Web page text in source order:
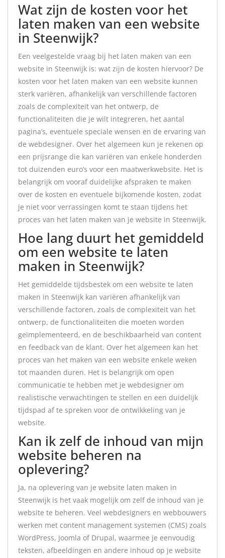
Wat zijn de kosten voor het
laten maken van een website
in Steenwijk?
Een veelgestelde vraag bij het laten maken van een
website in Steenwijk is: wat zijn de kosten hiervoor? De
kosten voor het laten maken van een website kunnen
sterk variëren, afhankelijk van verschillende factoren
zoals de complexiteit van het ontwerp, de
functionaliteiten die je wilt integreren, het aantal
pagina’s, eventuele speciale wensen en de ervaring van
de webdesigner. Over het algemeen kun je rekenen op
een prijsrange die kan variëren van enkele honderden
tot duizenden euro’s voor een maatwerkwebsite. Het is
belangrijk om vooraf duidelijke afspraken te maken
over de kosten en eventuele bijkomende kosten, zodat
je niet voor verrassingen komt te staan tijdens het
proces van het laten maken van je website in Steenwijk.
Hoe lang duurt het gemiddeld
om een website te laten
maken in Steenwijk?
Het gemiddelde tijdsbestek om een website te laten
maken in Steenwijk kan variëren afhankelijk van
verschillende factoren, zoals de complexiteit van het
ontwerp, de functionaliteiten die moeten worden
geïmplementeerd, en de beschikbaarheid van content
en feedback van de klant. Over het algemeen kan het
proces van het maken van een website enkele weken
tot maanden duren. Het is belangrijk om open
communicatie te hebben met je webdesigner om
realistische verwachtingen te stellen en een duidelijk
tijdspad af te spreken voor de ontwikkeling van je
website.
Kan ik zelf de inhoud van mijn
website beheren na
oplevering?
Ja, na oplevering van je website laten maken in
Steenwijk is het vaak mogelijk om zelf de inhoud van je
website te beheren. Veel webdesigners en webbouwers
werken met content management systemen (CMS) zoals
WordPress, Joomla of Drupal, waarmee je eenvoudig
teksten, afbeeldingen en andere inhoud op je website